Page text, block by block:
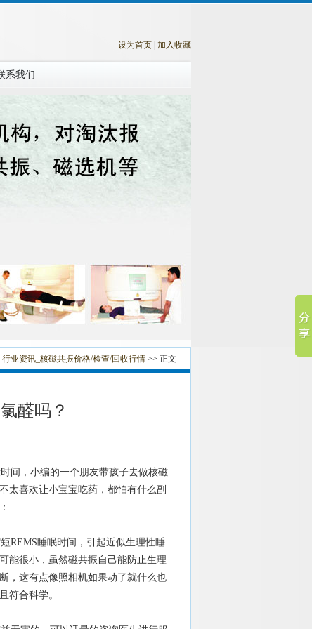
设为首页 加入收藏
系我们
行业资讯_核磁共振价格/检查/回收行情 >> 正文
醛吗？
间，小编的一个朋友带孩子去做核磁
太喜欢让小宝宝吃药，都怕有什么副
REMS睡眠时间，引起近似生理性睡
能很小，虽然磁共振自己能防止生理
，这有点像照相机如果动了就什么也
符合科学。